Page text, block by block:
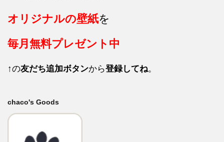
オリジナルの壁紙を
毎月 無料プレゼント中
↑の友だち追加ボタンから登録してね。
chaco's Goods